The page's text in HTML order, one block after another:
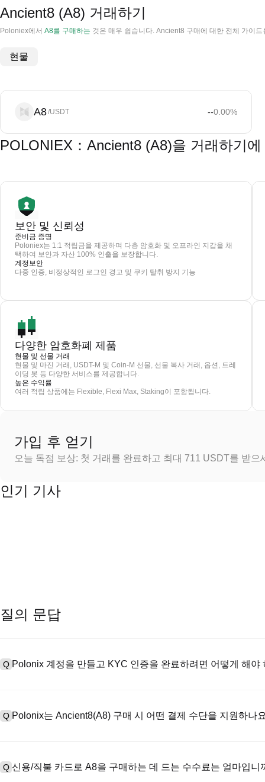
Ancient8 (A8) 거래하기
Poloniex에서 A8를 구매하는 것은 매우 쉽습니다. Ancient8 구매에 대한 전체 가이
현물
A8/USDT --0.00%
POLONIEX：Ancient8 (A8)을 거래하기
보안 및 신뢰성
준비금 증명
Poloniex는 1:1 적립금을 제공하며 다층 암호화 및 오프라인 지갑을 채
택하여 보안과 자산 100% 인출을 보장합니다.
계정보안
다중 인증, 비정상적인 로그인 경고 및 쿠키 탈취 방지 기능
다양한 암호화폐 제품
현물 및 선물 거래
현물 및 마진 거래, USDT-M 및 Coin-M 선물, 선물 복사 거래, 옵션, 트레
이딩 봇 등 다양한 서비스를 제공합니다.
높은 수익률
여러 적립 상품에는 Flexible, Flexi Max, Staking이 포함됩니다.
가입 후 얻기
오늘 독점 보상: 첫 거래를 완료하고 최대 711 USDT를 받으
인기 기사
질의 문답
Q Polonix 계정을 만들고 KYC 인증을 완료하려면 어떻게 해야
하여 유효한 신분증 문서를 업로드하고 셀카를 찍어 KYC 인증을 완
Q Polonix는 Ancient8(A8) 구매 시 어떤 결제 수단을 지원하나
를 초과하는 대규모 거래에 대한 장외 거래(OTC 거래, 맞춤형 견적
Q 신용/직불 카드로 A8을 구매하는 데 드는 수수료는 얼마입니